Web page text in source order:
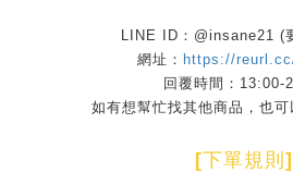
LINE ID：@insane21 (
網址： https://
回覆時間：13:00-
如有想幫忙找其他商品，也可
[下單規則 ]